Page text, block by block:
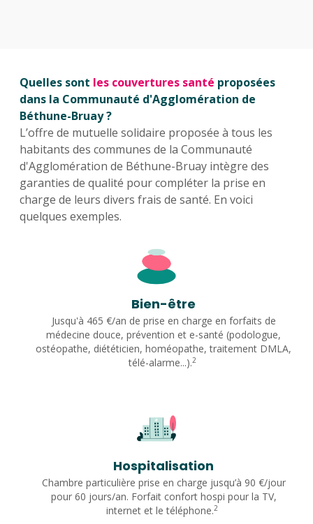
Quelles sont les couvertures santé proposées
dans la Communauté d'Agglomération de
Béthune-Bruay ?
L’offre de mutuelle solidaire proposée à tous les
habitants des communes de la Communauté
d'Agglomération de Béthune-Bruay intègre des
garanties de qualité pour compléter la prise en
charge de leurs divers frais de santé. En voici
quelques exemples.
Bien-être
Jusqu'à 465 €/an de prise en charge en forfaits de
médecine douce, prévention et e-santé (podologue,
ostéopathe, diététicien, homéopathe, traitement DMLA,
télé-alarme...).2
Hospitalisation
Chambre particulière prise en charge jusqu’à 90 €/jour
pour 60 jours/an. Forfait confort hospi pour la TV,
internet et le téléphone.2